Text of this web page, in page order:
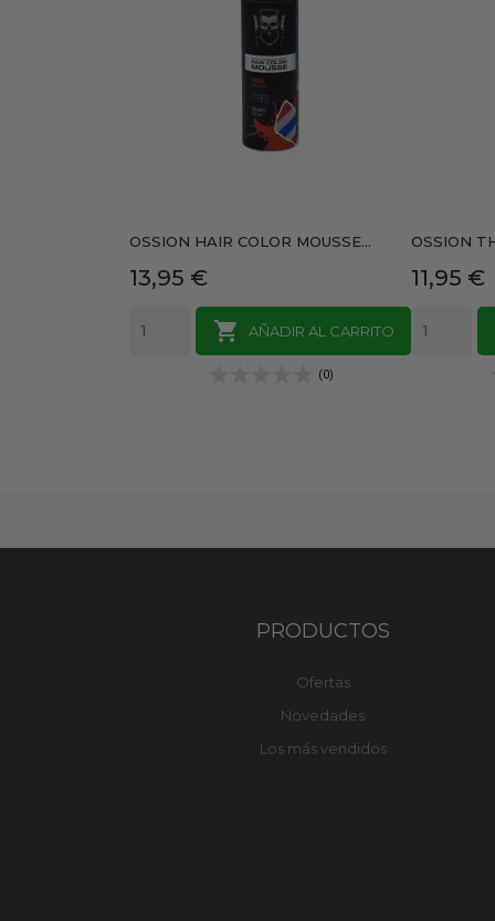
OSSION HAIR COLOR MOUSSE...
Precio
13,95 €

AÑADIR AL CARRITO
(0)
OSSION
Precio
11,95 €
PRODUCTOS
Ofertas
Novedades
Los más vendidos